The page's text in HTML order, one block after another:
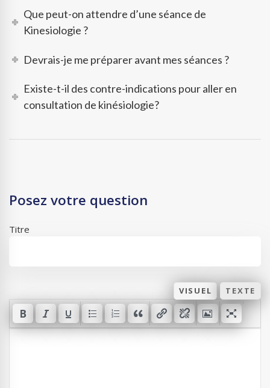
Que peut-on attendre d’une séance de
Kinesiologie ?
Devrais-je me préparer avant mes séances ?
Existe-t-il des contre-indications pour aller en
consultation de kinésiologie?
Posez votre question
Titre
VISUEL TEXTE